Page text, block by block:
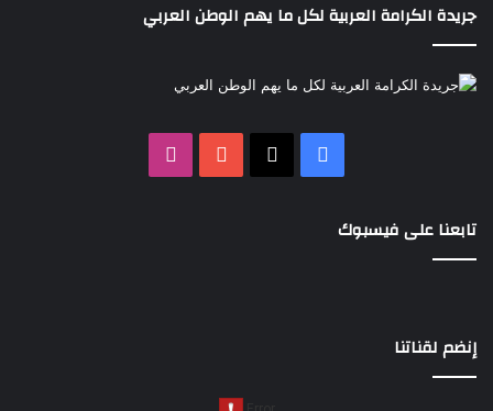
جريدة الكرامة العربية لكل ما يهم الوطن العربي
فيسبوك ‫YouTube
تابعنا على فيسبوك
إنضم لقناتنا